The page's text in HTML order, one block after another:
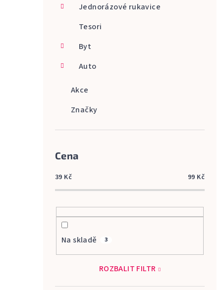
Jednorázové rukavice
Tesori
Byt
Auto
Akce
Značky
Cena
39 Kč 99 Kč
Na skladě 3
ROZBALIT FILTR